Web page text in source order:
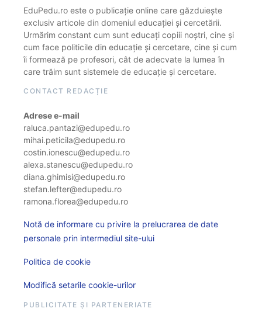
EduPedu.ro este o publicație online care găzduiește
exclusiv articole din domeniul educației și cercetării.
Urmărim constant cum sunt educați copiii noștri, cine și
cum face politicile din educație și cercetare, cine și cum
îi formează pe profesori, cât de adecvate la lumea în
care trăim sunt sistemele de educație și cercetare.
CONTACT REDACȚIE
Adrese e-mail
raluca.pantazi@edupedu.ro
mihai.peticila@edupedu.ro
costin.ionescu@edupedu.ro
alexa.stanescu@edupedu.ro
diana.ghimisi@edupedu.ro
stefan.lefter@edupedu.ro
ramona.florea@edupedu.ro
Notă de informare cu privire la prelucrarea de date
personale prin intermediul site-ului
Politica de cookie
Modifică setarile cookie-urilor
PUBLICITATE ȘI PARTENERIATE